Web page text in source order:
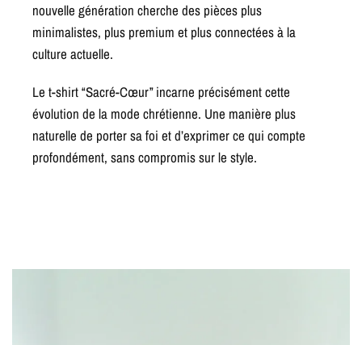
nouvelle génération cherche des pièces plus
minimalistes, plus premium et plus connectées à la
culture actuelle.
Le t-shirt “Sacré-Cœur” incarne précisément cette
évolution de la mode chrétienne. Une manière plus
naturelle de porter sa foi et d’exprimer ce qui compte
profondément, sans compromis sur le style.